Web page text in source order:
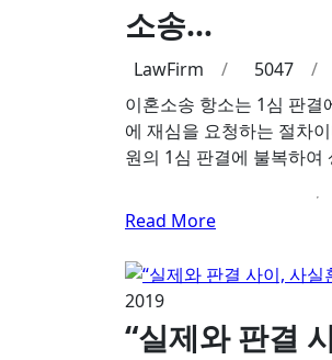
소송…
LawFirm / 5047
/
이혼소송 항소는 1심 판결
에 재심을 요청하는 절차
원의 1심 판결에 불복하여
Read More
2019
“실제와 판결